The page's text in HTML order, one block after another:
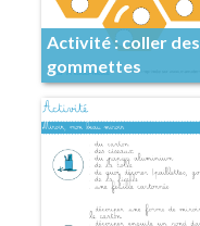
Activité : coller des
gommettes